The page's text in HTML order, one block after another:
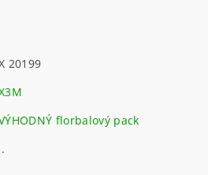
20199
florbalový pack